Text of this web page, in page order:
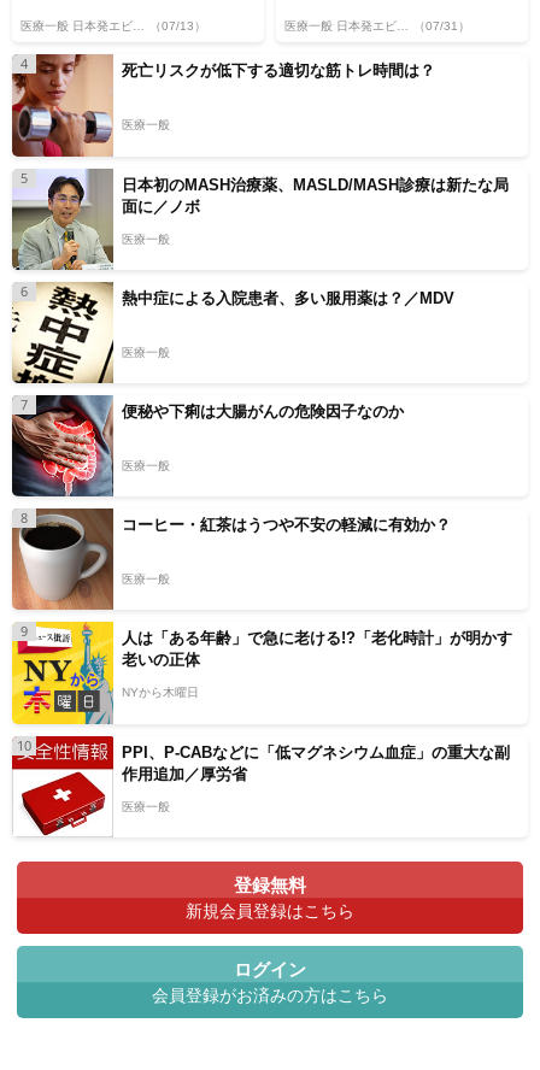
医療一般 日本発エビデンス （07/13） 医療一般 日本発エビデンス （07/31）
4 死亡リスクが低下する適切な筋トレ時間は？
医療一般
5
日本初のMASH治療薬、MASLD/MASH診療は新たな局
面に／ノボ
医療一般
6 熱中症による入院患者、多い服用薬は？／MDV
医療一般
7 便秘や下痢は大腸がんの危険因子なのか
医療一般
8 コーヒー・紅茶はうつや不安の軽減に有効か？
医療一般
9
人は「ある年齢」で急に老ける!?「老化時計」が明かす
老いの正体
NYから木曜日
10
PPI、P-CABなどに「低マグネシウム血症」の重大な副
作用追加／厚労省
医療一般
登録無料
新規会員登録はこちら
ログイン
会員登録がお済みの方はこちら